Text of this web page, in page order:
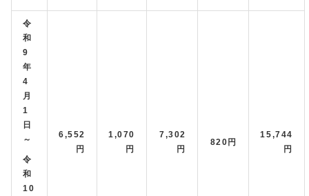
令
和
9
年
4
月
1
日
～
令
和
10
6,552
円
1,070
円
7,302
円
820円
15,744
円